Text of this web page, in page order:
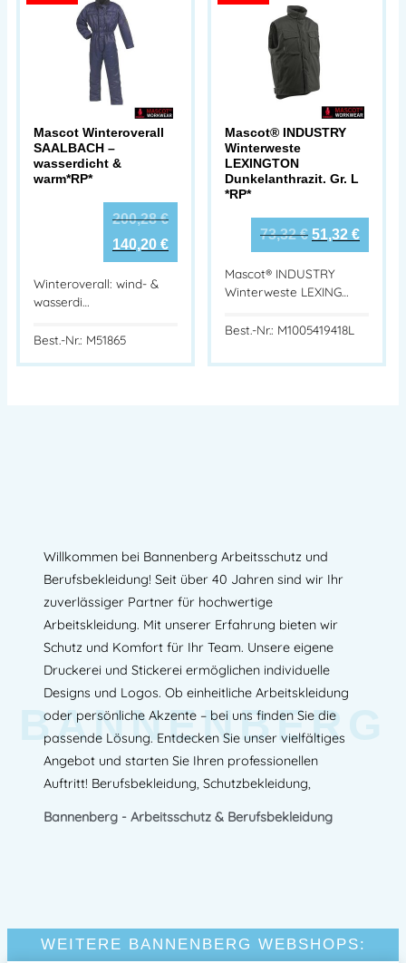
Mascot Winteroverall
SAALBACH –
wasserdicht &
warm*RP*
200,28€
140,20 €
Winteroverall: wind- &
wasserdi…
Best.-Nr.: M51865
Mascot® INDUSTRY
Winterweste
LEXINGTON
Dunkelanthrazit. Gr. L
*RP*
73,32€ 51,32 €
Mascot® INDUSTRY
Winterweste LEXING…
Best.-Nr.: M1005419418L
Willkommen bei Bannenberg Arbeitsschutz und
Berufsbekleidung! Seit über 40 Jahren sind wir Ihr
zuverlässiger Partner für hochwertige
Arbeitskleidung. Mit unserer Erfahrung bieten wir
Schutz und Komfort für Ihr Team. Unsere eigene
Druckerei und Stickerei ermöglichen individuelle
Designs und Logos. Ob einheitliche Arbeitskleidung
oder persönliche Akzente – bei uns finden Sie die
passende Lösung. Entdecken Sie unser vielfältiges
Angebot und starten Sie Ihren professionellen
Auftritt! Berufsbekleidung, Schutzbekleidung,
Bannenberg - Arbeitsschutz & Berufsbekleidung
BANNENBERG
WEITERE BANNENBERG WEBSHOPS: